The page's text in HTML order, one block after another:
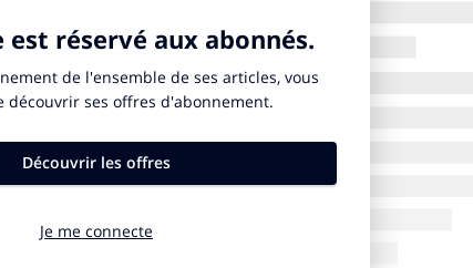
Lion d’Or ?
confrères me disaient qu’il était très compliqué pour une
Cannes. Et c’est vrai qu’en regardant les palmarès ces
quatre remportés par des agences françaises
de remporter quoique ce soit selon moi…